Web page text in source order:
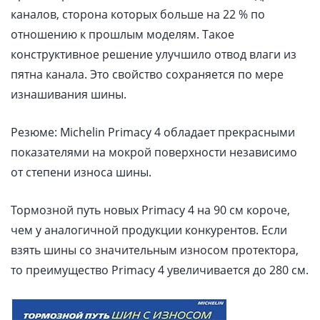
каналов, сторона которых больше на 22 % по
отношению к прошлым моделям. Такое
конструктивное решение улучшило отвод влаги из
пятна канала. Это свойство сохраняется по мере
изнашивания шины.
Резюме: Michelin Primacy 4 обладает прекрасными
показателями на мокрой поверхности независимо
от степени износа шины.
Тормозной путь новых Primacy 4 на 90 см короче,
чем у аналогичной продукции конкурентов. Если
взять шины со значительным износом протектора,
то преимущество Primacy 4 увеличивается до 280 см.